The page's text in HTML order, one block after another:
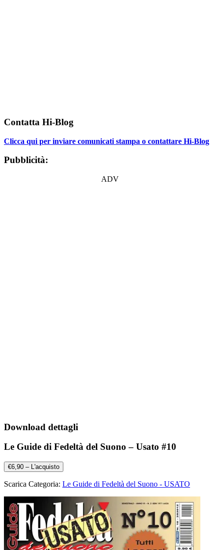
Contatta Hi-Blog
Clicca qui per inviare comunicati stampa o contattare Hi-Blog
Pubblicità:
ADV
Download dettagli
Le Guide di Fedeltà del Suono – Usato #10
€6,90 – L'acquisto
Scarica Categoria: Le Guide di Fedeltà del Suono - USATO